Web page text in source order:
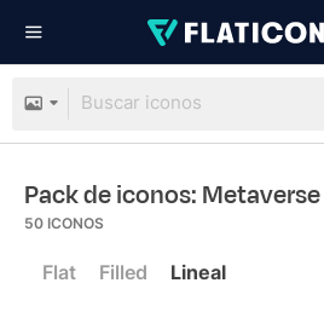
Pack de iconos: Metaverse
50 ICONOS
Flat Filled Lineal